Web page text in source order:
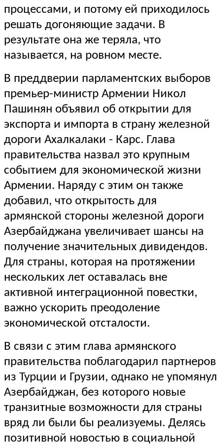
процессами, и потому ей приходилось
решать догоняющие задачи. В
результате она же теряла, что
называется, на ровном месте.
В преддверии парламентских выборов
премьер-министр Армении Никол
Пашинян объявил об открытии для
экспорта и импорта в страну железной
дороги Ахалкалаки - Карс. Глава
правительства назвал это крупным
событием для экономической жизни
Армении. Наряду с этим он также
добавил, что открытость для
армянской стороны железной дороги
Азербайджана увеличивает шансы на
получение значительных дивидендов.
Для страны, которая на протяжении
нескольких лет оставалась вне
активной интеграционной повестки,
важно ускорить преодоление
экономической отсталости.
В связи с этим глава армянского
правительства поблагодарил партнеров
из Турции и Грузии, однако не упомянул
Азербайджан, без которого новые
транзитные возможности для страны
вряд ли были бы реализуемы. Делясь
позитивной новостью в социальной